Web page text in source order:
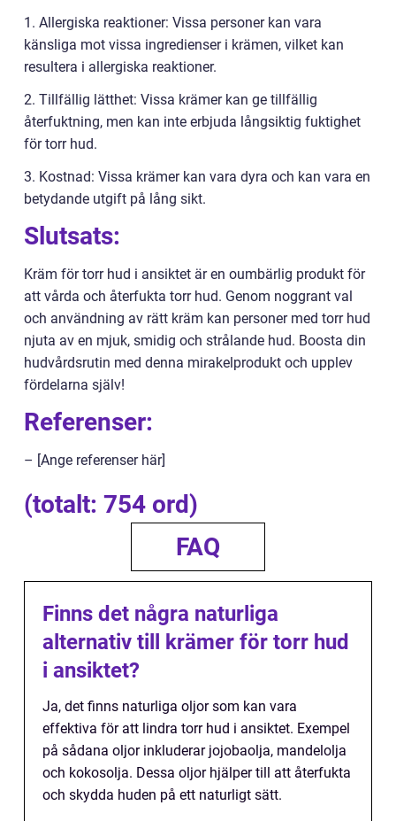
1. Allergiska reaktioner: Vissa personer kan vara
känsliga mot vissa ingredienser i krämen, vilket kan
resultera i allergiska reaktioner.
2. Tillfällig lätthet: Vissa krämer kan ge tillfällig
återfuktning, men kan inte erbjuda långsiktig fuktighet
för torr hud.
3. Kostnad: Vissa krämer kan vara dyra och kan vara en
betydande utgift på lång sikt.
Slutsats:
Kräm för torr hud i ansiktet är en oumbärlig produkt för
att vårda och återfukta torr hud. Genom noggrant val
och användning av rätt kräm kan personer med torr hud
njuta av en mjuk, smidig och strålande hud. Boosta din
hudvårdsrutin med denna mirakelprodukt och upplev
fördelarna själv!
Referenser:
– [Ange referenser här]
(totalt: 754 ord)
FAQ
Finns det några naturliga
alternativ till krämer för torr hud
i ansiktet?
Ja, det finns naturliga oljor som kan vara
effektiva för att lindra torr hud i ansiktet. Exempel
på sådana oljor inkluderar jojobaolja, mandelolja
och kokosolja. Dessa oljor hjälper till att återfukta
och skydda huden på ett naturligt sätt.